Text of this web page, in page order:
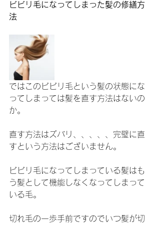
ビビリ毛になってしまった髪の修繕方
法
ではこのビビリ毛という髪の状態にな
ってしまっては髪を直す方法はないの
か。
直す方法はズバリ、、、、、完璧に直
すという方法はございません。
ビビリ毛になってしまっている髪はも
う髪として機能しなくなってしまって
いる毛。
切れ毛の一歩手前ですのでいつ髪が切